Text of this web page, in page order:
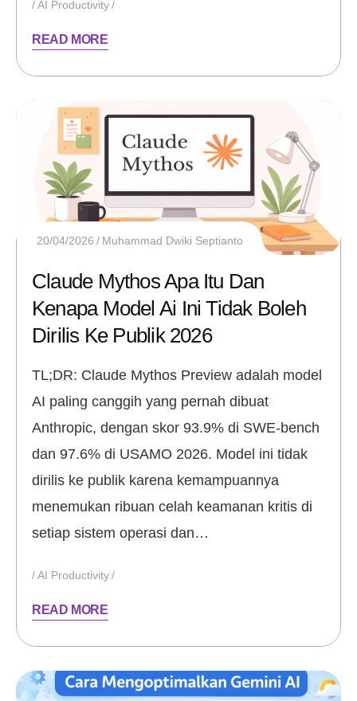
AI Productivity
READ MORE
20/04/2026 Muhammad Dwiki Septianto
Claude Mythos Apa Itu Dan
Kenapa Model Ai Ini Tidak Boleh
Dirilis Ke Publik 2026
TL;DR: Claude Mythos Preview adalah model
AI paling canggih yang pernah dibuat
Anthropic, dengan skor 93.9% di SWE-bench
dan 97.6% di USAMO 2026. Model ini tidak
dirilis ke publik karena kemampuannya
menemukan ribuan celah keamanan kritis di
setiap sistem operasi dan…
AI Productivity
READ MORE